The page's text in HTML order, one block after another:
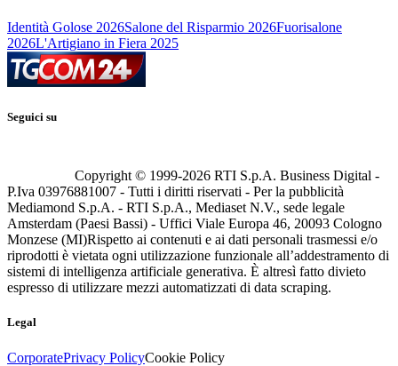
Identità Golose 2026Salone del Risparmio 2026Fuorisalone
2026L'Artigiano in Fiera 2025
Seguici su
Copyright © 1999-2026 RTI S.p.A. Business Digital -
P.Iva 03976881007 - Tutti i diritti riservati - Per la pubblicità
Mediamond S.p.A. - RTI S.p.A., Mediaset N.V., sede legale
Amsterdam (Paesi Bassi) - Uffici Viale Europa 46, 20093 Cologno
Monzese (MI)Rispetto ai contenuti e ai dati personali trasmessi e/o
riprodotti è vietata ogni utilizzazione funzionale all’addestramento di
sistemi di intelligenza artificiale generativa. È altresì fatto divieto
espresso di utilizzare mezzi automatizzati di data scraping.
Legal
CorporatePrivacy PolicyCookie Policy